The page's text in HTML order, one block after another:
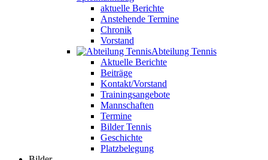
aktuelle Berichte
Anstehende Termine
Chronik
Vorstand
Abteilung Tennis
Aktuelle Berichte
Beiträge
Kontakt/Vorstand
Trainingsangebote
Mannschaften
Termine
Bilder Tennis
Geschichte
Platzbelegung